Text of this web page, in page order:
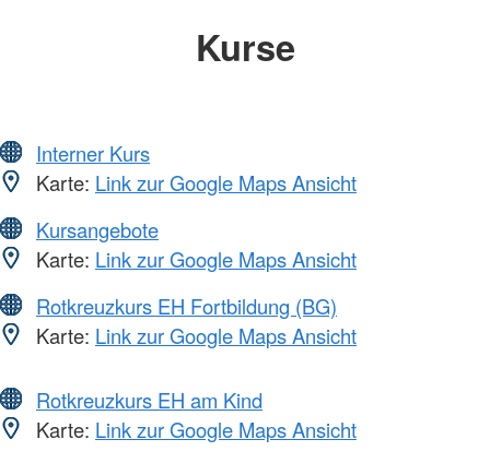
Kurse
Interner Kurs
Karte: Link zur Google Maps Ansicht
Kursangebote
Karte: Link zur Google Maps Ansicht
Rotkreuzkurs EH Fortbildung (BG)
Karte: Link zur Google Maps Ansicht
Rotkreuzkurs EH am Kind
Karte: Link zur Google Maps Ansicht